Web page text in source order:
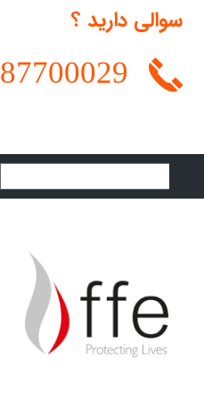
سوالی دارید ؟
87700029